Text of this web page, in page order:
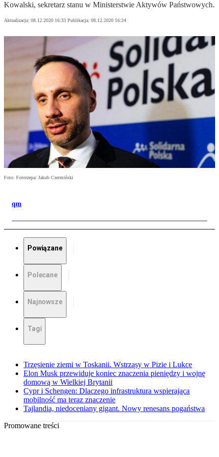
Kowalski, sekretarz stanu w Ministerstwie Aktywów Państwowych.
Aktualizacja: 08.12.2020 16:33 Publikacja: 08.12.2020 16:24
Foto: Fotorzepa/ Jakub Czermiński
qm
Powiązane
Polecane
Najnowsze
Tagi
Trzęsienie ziemi w Toskanii. Wstrząsy w Pizie i Lukce
Elon Musk przewiduje koniec znaczenia pieniędzy i wojnę
domową w Wielkiej Brytanii
Cypr i Schengen: Dlaczego infrastruktura wspierająca
mobilność ma teraz znaczenie
Tajlandia, niedoceniany gigant. Nowy renesans pogaństwa
Promowane treści